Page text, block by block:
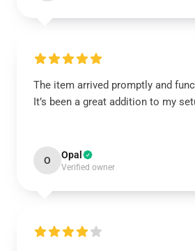
The item arrived promptly and
It’s been a great addition to my
O Opal
Verified owner